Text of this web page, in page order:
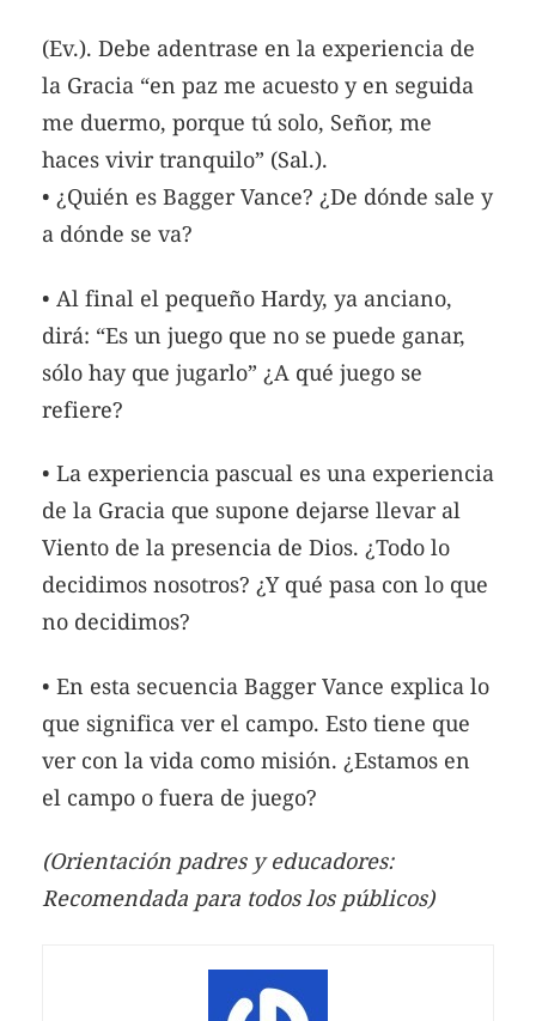
(Ev.). Debe adentrase en la experiencia de
la Gracia “en paz me acuesto y en seguida
me duermo, porque tú solo, Señor, me
haces vivir tranquilo” (Sal.).
• ¿Quién es Bagger Vance? ¿De dónde sale y
a dónde se va?
• Al final el pequeño Hardy, ya anciano,
dirá: “Es un juego que no se puede ganar,
sólo hay que jugarlo” ¿A qué juego se
refiere?
• La experiencia pascual es una experiencia
de la Gracia que supone dejarse llevar al
Viento de la presencia de Dios. ¿Todo lo
decidimos nosotros? ¿Y qué pasa con lo que
no decidimos?
• En esta secuencia Bagger Vance explica lo
que significa ver el campo. Esto tiene que
ver con la vida como misión. ¿Estamos en
el campo o fuera de juego?
(Orientación padres y educadores:
Recomendada para todos los públicos)